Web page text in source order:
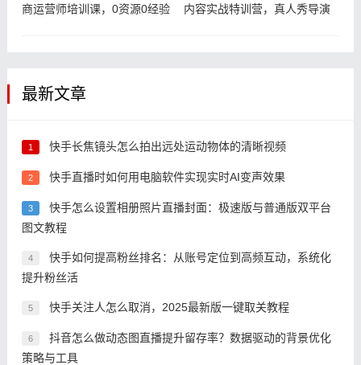
商运营师培训课，0资源0经验
内容实战特训营，真人秀导演
最新文章
1 快手长焦镜头怎么拍出远处运动物体的清晰视频
2 快手直播时如何用电脑软件实现实时AI变声效果
3
快手怎么设置相册照片直播封面：极速版与普通版双平台
图文教程
4
快手如何提高粉丝排名：从账号定位到高频互动，系统化
提升粉丝活
5 快手关注人怎么取消，2025最新版一键取关教程
6
抖音怎么做动态图直播提升留存率？数据驱动的背景优化
策略与工具